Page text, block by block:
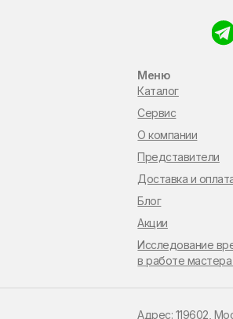
Меню
Каталог
Сервис
О компании
Представители
Доставка и
Блог
Акции
Исследование
в работе
Адрес: 119602,